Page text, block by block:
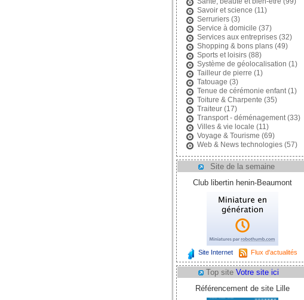
Savoir et science (11)
Serruriers(3)
Service à domicile (37)
Services aux entreprises(32)
Shopping & bons plans(49)
Sports et loisirs(88)
Système de géolocalisation (1)
Tailleur de pierre (1)
Tatouage (3)
Tenue de cérémonie enfant(1)
Toiture & Charpente (35)
Traiteur(17)
Transport - déménagement(33)
Villes & vie locale (11)
Voyage & Tourisme (69)
Web & News technologies(57)
Site de la semaine
Club libertin henin-Beaumont
Site Internet Flux d'actualités
Top site Votre site ici
Référencement de site Lille